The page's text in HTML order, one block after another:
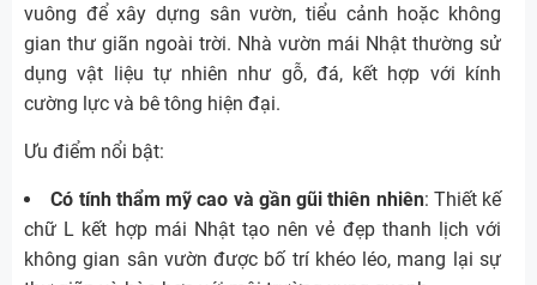
vuông để xây dựng sân vườn, tiểu cảnh hoặc không
gian thư giãn ngoài trời. Nhà vườn mái Nhật thường sử
dụng vật liệu tự nhiên như gỗ, đá, kết hợp với kính
cường lực và bê tông hiện đại.
Ưu điểm nổi bật:
Có tính thẩm mỹ cao và gần gũi thiên nhiên: Thiết kế
chữ L kết hợp mái Nhật tạo nên vẻ đẹp thanh lịch với
không gian sân vườn được bố trí khéo léo, mang lại sự